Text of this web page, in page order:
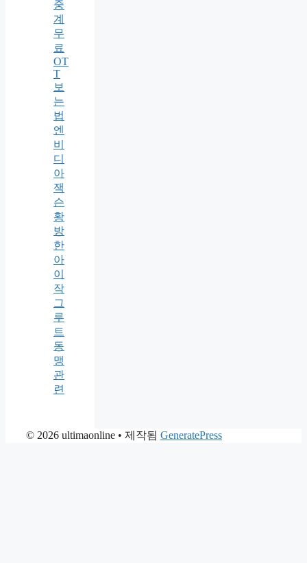
중
계
무
료
OT
T
보
는
법
엔
비
디
아
잭
슨
황
방
한
아
이
작
그
루
트
동
맹
관
련
© 2026 ultimaonline • 제작됨 GeneratePress